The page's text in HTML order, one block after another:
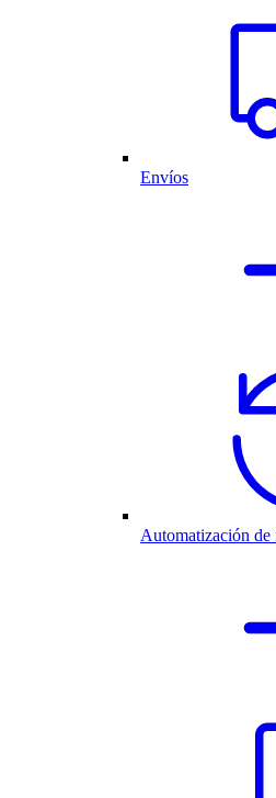
Envíos
Automatización de